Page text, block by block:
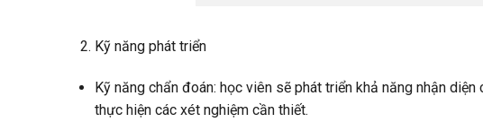
Kỹ năng phát triển
Kỹ năng chẩn đoán: học viên sẽ phát triển khả năng nhận
thực hiện các xét nghiệm cần thiết.